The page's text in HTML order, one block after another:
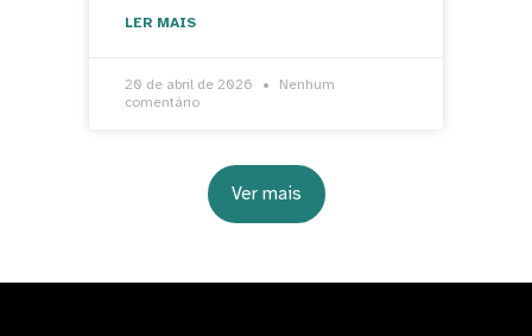
LER MAIS
20 de abril de 2026
Nenhum
comentário
Ver mais